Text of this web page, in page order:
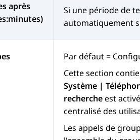
après
Si une période de
automatiquement
Par défaut =
Cette section
Système |
rechercheest
centralisé des
Les appels de